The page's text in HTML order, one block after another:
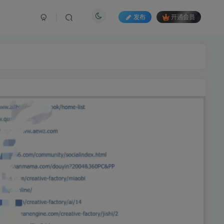
发布 开通会员